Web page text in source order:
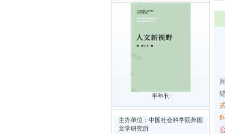
半年刊
主办单位：中国社会科学院外国
文学研究所